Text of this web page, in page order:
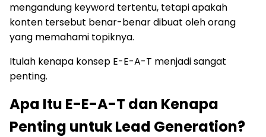
mengandung keyword tertentu, tetapi apakah
konten tersebut benar-benar dibuat oleh orang
yang memahami topiknya.
Itulah kenapa konsep E-E-A-T menjadi sangat
penting.
Apa Itu E-E-A-T dan Kenapa
Penting untuk Lead Generation?